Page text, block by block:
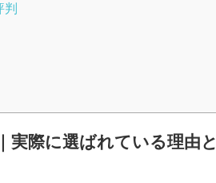
実際に選ばれている理由と